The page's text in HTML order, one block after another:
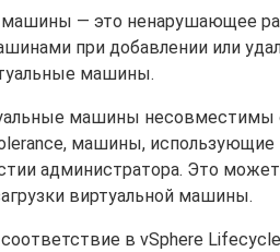
машины — это ненарушающее
при добавлении или
машины.
машины несовместимы
машины, использующие
администратора. Это
виртуальной машины.
в vSphere